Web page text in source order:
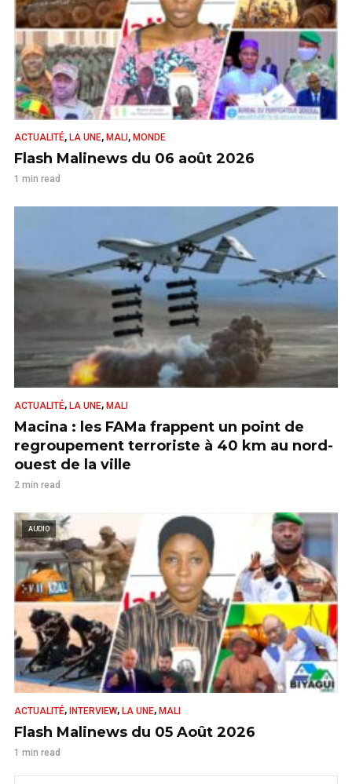
ACTUALITÉ, LA UNE, MALI , MONDE
Flash Malinews du 06 août 2026
1 min read
ACTUALITÉ, LA UNE, MALI
Macina : les FAMa frappent un point de
regroupement terroriste à 40 km au nord-
ouest de la ville
2 min read
AUDIO
ACTUALITÉ, INTERVIEW, LA UNE, MALI
Flash Malinews du 05 Août 2026
1 min read